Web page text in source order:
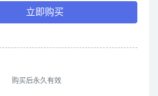
立即购买
购买后永久有效